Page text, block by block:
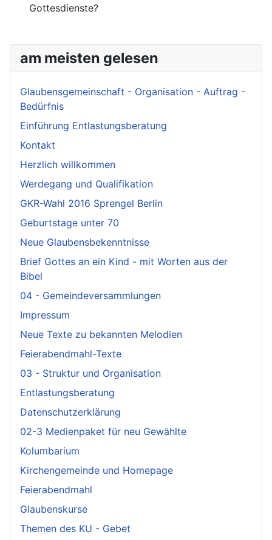
Gottesdienste?
am meisten gelesen
Glaubensgemeinschaft - Organisation - Auftrag -
Bedürfnis
Einführung Entlastungsberatung
Kontakt
Herzlich willkommen
Werdegang und Qualifikation
GKR-Wahl 2016 Sprengel Berlin
Geburtstage unter 70
Neue Glaubensbekenntnisse
Brief Gottes an ein Kind - mit Worten aus der
Bibel
04 - Gemeindeversammlungen
Impressum
Neue Texte zu bekannten Melodien
Feierabendmahl-Texte
03 - Struktur und Organisation
Entlastungsberatung
Datenschutzerklärung
02-3 Medienpaket für neu Gewählte
Kolumbarium
Kirchengemeinde und Homepage
Feierabendmahl
Glaubenskurse
Themen des KU - Gebet